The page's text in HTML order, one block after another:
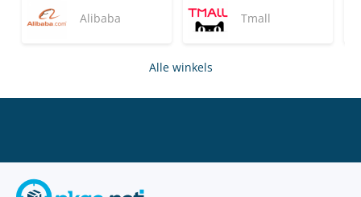
Alibaba Tmall
Alle winkels